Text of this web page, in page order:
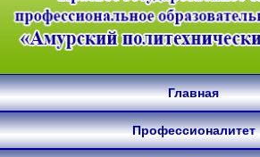
Главная
Профессионалитет